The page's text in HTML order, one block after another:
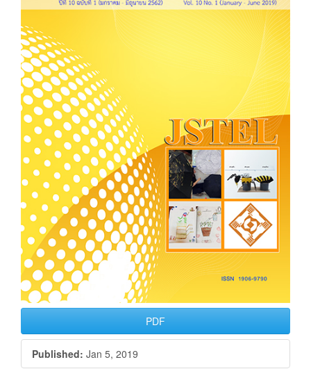
PDF
Published: Jan 5, 2019